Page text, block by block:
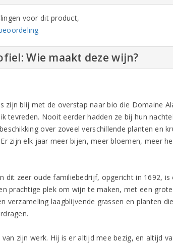
voor dit product,
Wie maakt deze wijn?
zijn blij met de overstap naar bio die Domaine
tevreden. Nooit eerder hadden ze bij hun
over zoveel verschillende planten en
zijn elk jaar meer bijen, meer bloemen, meer
dit zeer oude familiebedrijf, opgericht in 1692,
prachtige plek om wijn te maken, met een
verzameling laagblijvende grassen en planten
van zijn werk. Hij is er altijd mee bezig, en altijd